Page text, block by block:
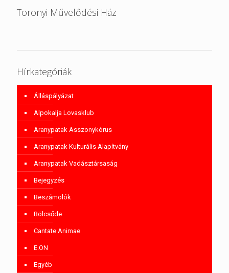
Toronyi Művelődési Ház
Hírkategóriák
Álláspályázat
Alpokalja Lovasklub
Aranypatak Asszonykórus
Aranypatak Kulturális Alapítvány
Aranypatak Vadásztársaság
Bejegyzés
Beszámolók
Bölcsőde
Cantate Animae
E.ON
Egyéb